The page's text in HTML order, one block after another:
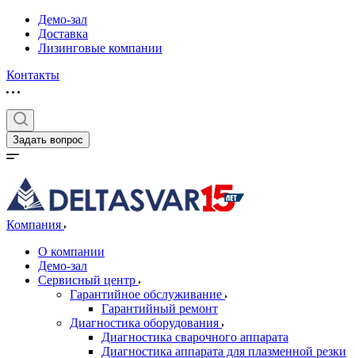
Демо-зал
Доставка
Лизинговые компании
Контакты
Задать вопрос
Компания
О компании
Демо-зал
Сервисный центр
Гарантийное обслуживание
Гарантийный ремонт
Диагностика оборудования
Диагностика сварочного аппарата
Диагностика аппарата для плазменной резки